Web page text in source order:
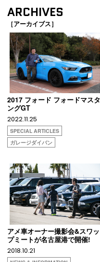
ARCHIVES
［アーカイブス］
2017 フォード フォードマスタ
ングGT
2022.11.25
SPECIAL ARTICLES
ガレージダイバン
アメ車オーナー撮影会&スワッ
プミートが名古屋港で開催!
2018.10.21